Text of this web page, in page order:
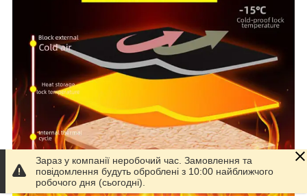
Зараз у компанії неробочий час. Замовлення та
повідомлення будуть оброблені з 10:00 найближчого
робочого дня (сьогодні).